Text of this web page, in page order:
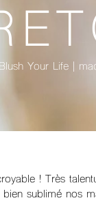
Your Life |
professionnelle